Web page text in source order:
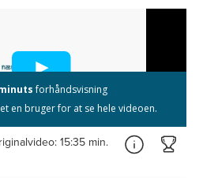
15:35 min.